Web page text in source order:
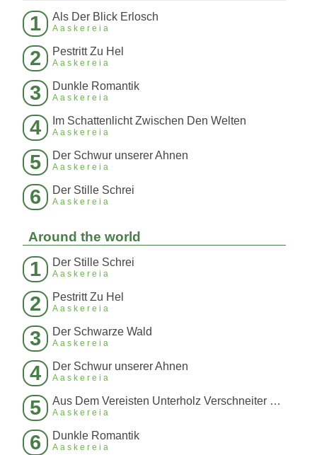
1 Als Der Blick Erlosch
Aaskereia
2 Pestritt Zu Hel
Aaskereia
3 Dunkle Romantik
Aaskereia
4 Im Schattenlicht Zwischen Den Welten
Aaskereia
5 Der Schwur unserer Ahnen
Aaskereia
6 Der Stille Schrei
Aaskereia
Around the world
1 Der Stille Schrei
Aaskereia
2 Pestritt Zu Hel
Aaskereia
3 Der Schwarze Wald
Aaskereia
4 Der Schwur unserer Ahnen
Aaskereia
5 Aus Dem Vereisten Unterholz Verschneiter Wälder
Aaskereia
6 Dunkle Romantik
Aaskereia